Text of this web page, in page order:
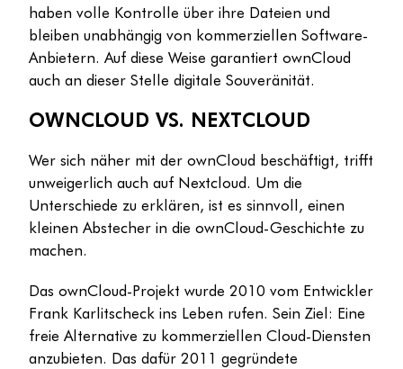
haben volle Kontrolle über ihre Dateien und
bleiben unabhängig von kommerziellen Software-
Anbietern. Auf diese Weise garantiert ownCloud
auch an dieser Stelle digitale Souveränität.
OWNCLOUD VS. NEXTCLOUD
Wer sich näher mit der ownCloud beschäftigt, trifft
unweigerlich auch auf Nextcloud. Um die
Unterschiede zu erklären, ist es sinnvoll, einen
kleinen Abstecher in die ownCloud-Geschichte zu
machen.
Das ownCloud-Projekt wurde 2010 vom Entwickler
Frank Karlitscheck ins Leben rufen. Sein Ziel: Eine
freie Alternative zu kommerziellen Cloud-Diensten
anzubieten. Das dafür 2011 gegründete